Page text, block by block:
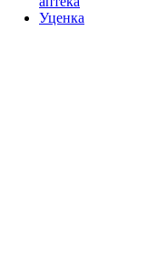
Уценка